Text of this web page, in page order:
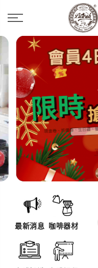
最新消息 咖啡器材